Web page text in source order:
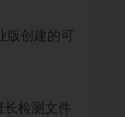
版创建的可
检测文件